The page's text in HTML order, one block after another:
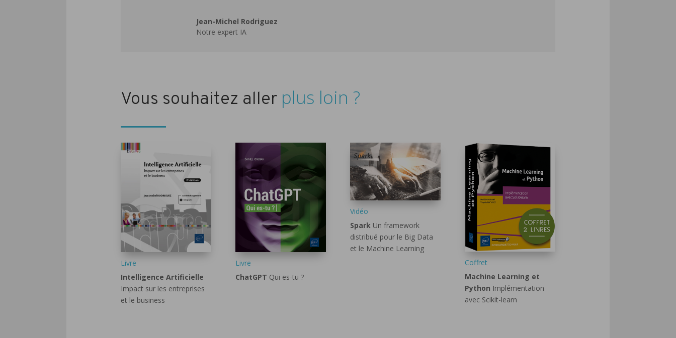
Jean-Michel Rodriguez
Notre expert IA
Vous souhaitez aller plus loin ?
Livre
Intelligence Artificielle
Impact sur les entreprises
et le business
Livre
ChatGPT Qui es-tu ?
Vidéo
Spark Un framework
distribué pour le Big Data
et le Machine Learning
Coffret
Machine Learning et
Python Implémentation
avec Scikit-learn